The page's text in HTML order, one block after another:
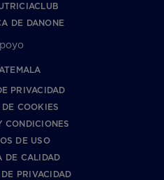
DE DANONE
PRIVACIDAD
COOKIES
CONDICIONES
DE USO
DE CALIDAD
PRIVACIDAD